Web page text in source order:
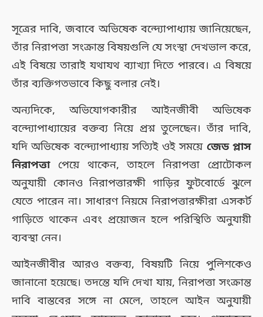
সূত্রের দাবি, জবাবে অভিষেক বন্দ্যোপাধ্যায় জানিয়েছেন,
তাঁর নিরাপত্তা সংক্রান্ত বিষয়গুলি যে সংস্থা দেখভাল করে,
এই বিষয়ে তারাই যথাযথ ব্যাখ্যা দিতে পারবে। এ বিষয়ে
তাঁর ব্যক্তিগতভাবে কিছু বলার নেই।
অন্যদিকে, অভিযোগকারীর আইনজীবী অভিষেক
বন্দ্যোপাধ্যায়ের বক্তব্য নিয়ে প্রশ্ন তুলেছেন। তাঁর দাবি,
যদি অভিষেক বন্দ্যোপাধ্যায় সত্যিই ওই সময়ে জেড প্লাস
নিরাপত্তাপেয়ে থাকেন, তাহলে নিরাপত্তা প্রোটোকল
অনুযায়ী কোনও নিরাপত্তারক্ষী গাড়ির ফুটবোর্ডে ঝুলে
যেতে পারেন না। সাধারণ নিয়মে নিরাপত্তারক্ষীরা এসকর্ট
গাড়িতে থাকেন এবং প্রয়োজন হলে পরিস্থিতি অনুযায়ী
ব্যবস্থা নেন।
আইনজীবীর আরও বক্তব্য, বিষয়টি নিয়ে পুলিশকেও
জানানো হয়েছে। তদন্তে যদি দেখা যায়, নিরাপত্তা সংক্রান্ত
দাবি বাস্তবের সঙ্গে না মেলে, তাহলে আইন অনুযায়ী